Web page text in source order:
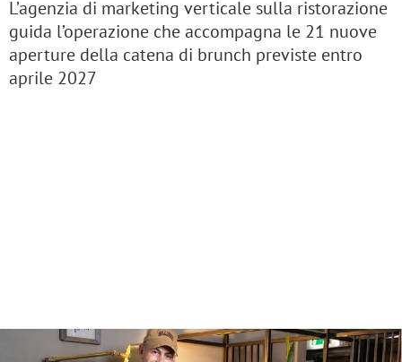
L’agenzia di marketing verticale sulla ristorazione
guida l’operazione che accompagna le 21 nuove
aperture della catena di brunch previste entro
aprile 2027